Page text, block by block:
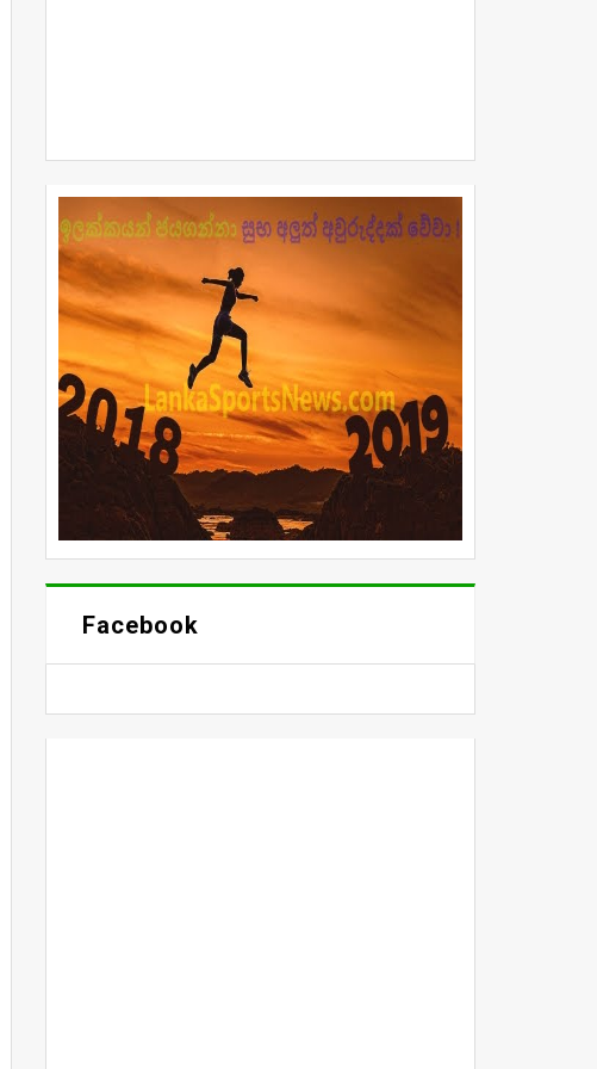
Facebook